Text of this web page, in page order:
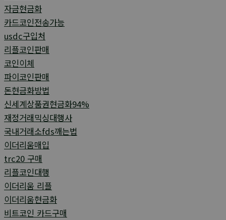
자금현금화
카드코인전송가능
usdc구입처
리플코인판매
코인이체
파이코인판매
돈현금화방법
신세계상품권현금화94%
재정거래믹싱대행사
국내거래소fds깨는법
이더리움매입
trc20 구매
리플코인대행
이더리움 리플
이더리움현금화
비트코인 카드구매